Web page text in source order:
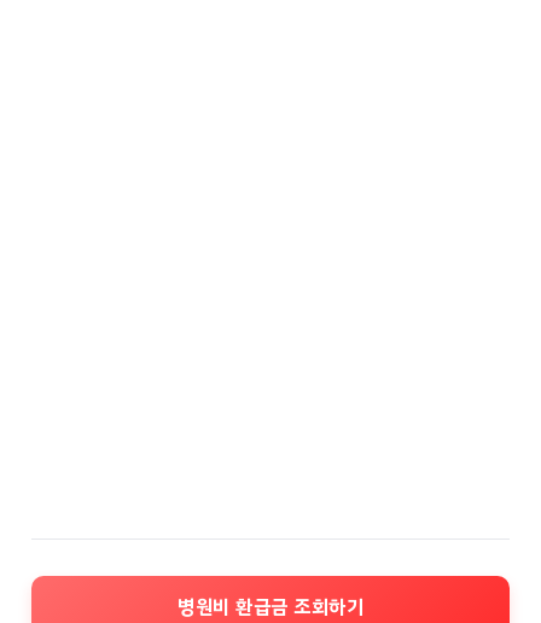
병원비 환급금 조회하기